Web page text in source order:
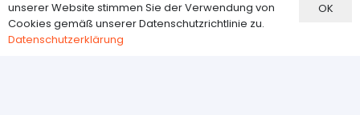
Kundenservice
О нас
unserer Website stimmen Sie der Verwendung von
Cookies gemäß unserer Datenschutzrichtlinie zu.
Datenschutzerklärung
OK